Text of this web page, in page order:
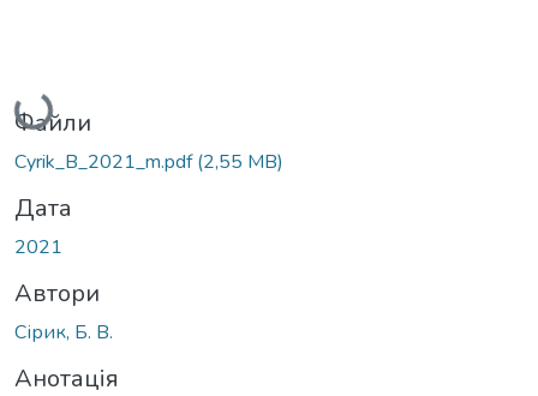
Вантажиться...
Файли
Cyrik_B_2021_m.pdf(2,55 MB)
Дата
2021
Автори
Сірик, Б. В.
Анотація